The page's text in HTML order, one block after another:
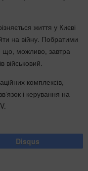
життя у Києві
на війну. Побратими
що, можливо, завтра
військовий.
комплексів,
і керування на
Disqus